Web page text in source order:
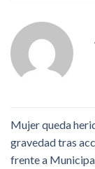
Mujer queda
gravedad tras
frente a